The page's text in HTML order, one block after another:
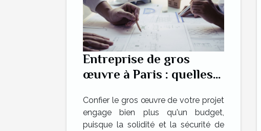
Entreprise de gros
œuvre à Paris : quelles
chantier sûr ?
Confier le gros œuvre de votre projet
engage bien plus qu'un budget,
puisque la solidité et la sécurité de